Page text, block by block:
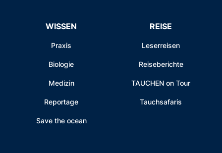
WISSEN
Praxis
Biologie
Medizin
Reportage
Save the ocean
REISE
Leserreisen
Reiseberichte
TAUCHEN on Tour
Tauchsafaris